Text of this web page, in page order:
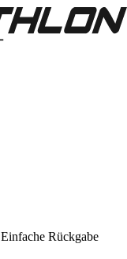
Einfache Rückgabe